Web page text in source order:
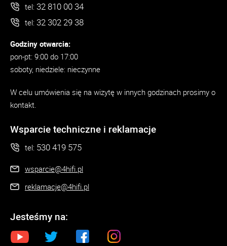
tel: 32 810 00 34
tel: 32 302 29 38
Godziny otwarcia:
pon-pt: 9:00 do 17:00
soboty, niedziele: nieczynne
W celu umówienia się na wizytę w innych godzinach prosimy o
kontakt.
Wsparcie techniczne i reklamacje
tel: 530 419 575
wsparcie@4hifi.pl
reklamacje@4hifi.pl
Jesteśmy na: